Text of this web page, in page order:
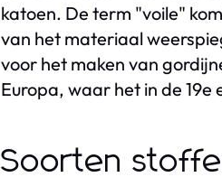
katoen. De term "voile"
van het materiaal
voor het maken van
Europa, waar het in de
Soorten